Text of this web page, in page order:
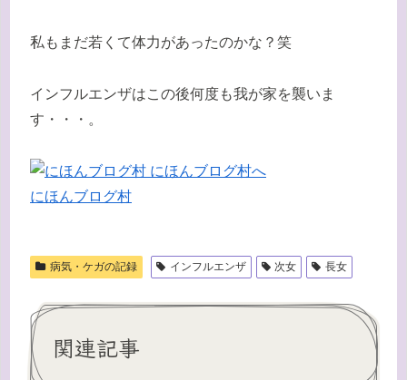
私もまだ若くて体力があったのかな？笑
インフルエンザはこの後何度も我が家を襲いま
す・・・。
にほんブログ村
病気・ケガの記録 インフルエンザ 次女 長女
関連記事